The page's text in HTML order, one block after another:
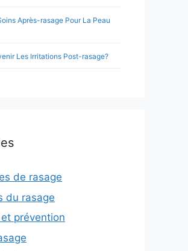
Après-rasage Pour La Peau
Les Irritations Post-rasage?
de rasage
du rasage
prévention